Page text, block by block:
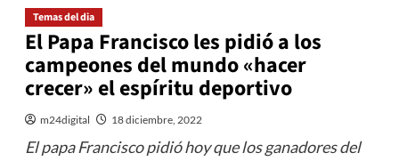
Temas del dia
El Papa Francisco les pidió a los
campeones del mundo «hacer
crecer» el espíritu deportivo
m24digital 18 diciembre, 2022
El papa Francisco pidió hoy que los ganadores del